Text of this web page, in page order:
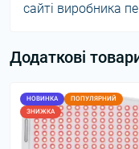
сайті виробника
Додаткові
НОВИНКА
ПОПУЛЯРНИЙ
ЗНИЖКА